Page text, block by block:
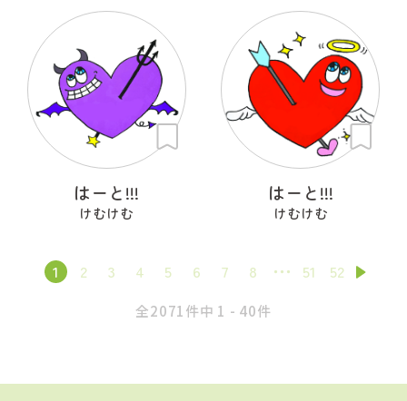
はーと!!!
けむけむ
はーと!!!
けむけむ
1 2 3 4 5 6 7 8 51 52
全2071件中 1 - 40件